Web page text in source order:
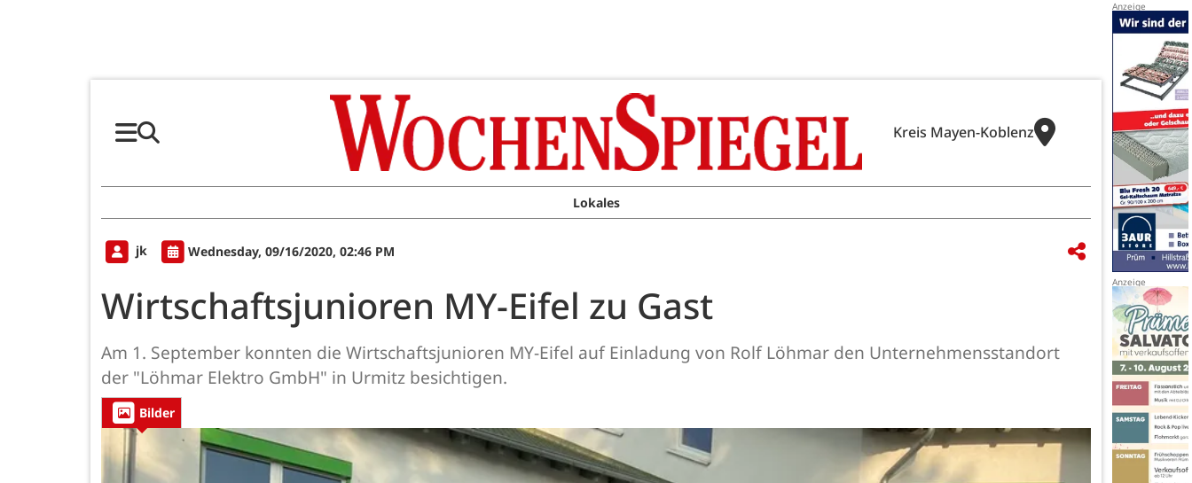
Kreis Mayen-Koblenz
Lokales
jk Wednesday, 09/16/2020, 02:46 PM
Wirtschaftsjunioren MY-Eifel zu Gast
Am 1. September konnten die Wirtschaftsjunioren MY-Eifel auf Einladung von Rolf Löhmar den Unternehmensstandort
der "Löhmar Elektro GmbH" in Urmitz besichtigen.
Bilder